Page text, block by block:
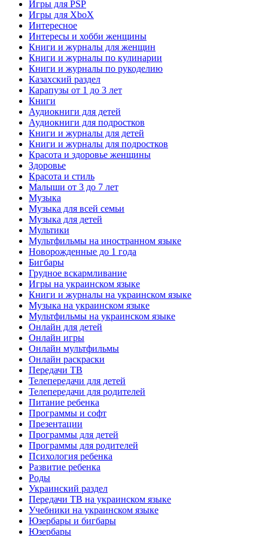
Игры для PSP
Игры для XboX
Интересное
Интересы и хобби женщины
Книги и журналы для женщин
Книги и журналы по кулинарии
Книги и журналы по рукоделию
Казахский раздел
Карапузы от 1 до 3 лет
Книги
Аудиокниги для детей
Аудиокниги для подростков
Книги и журналы для детей
Книги и журналы для подростков
Красота и здоровье женщины
Здоровье
Красота и стиль
Малыши от 3 до 7 лет
Музыка
Музыка для всей семьи
Музыка для детей
Мультики
Мультфильмы на иностранном языке
Новорожденные до 1 года
Бигбары
Грудное вскармливание
Игры на украинском языке
Книги и журналы на украинском языке
Музыка на украинском языке
Мультфильмы на украинском языке
Онлайн для детей
Онлайн игры
Онлайн мультфильмы
Онлайн раскраски
Передачи ТВ
Телепередачи для детей
Телепередачи для родителей
Питание ребенка
Программы и софт
Презентации
Программы для детей
Программы для родителей
Психология ребенка
Развитие ребенка
Роды
Украинский раздел
Передачи ТВ на украинском языке
Учебники на украинском языке
Юзербары и бигбары
Юзербары